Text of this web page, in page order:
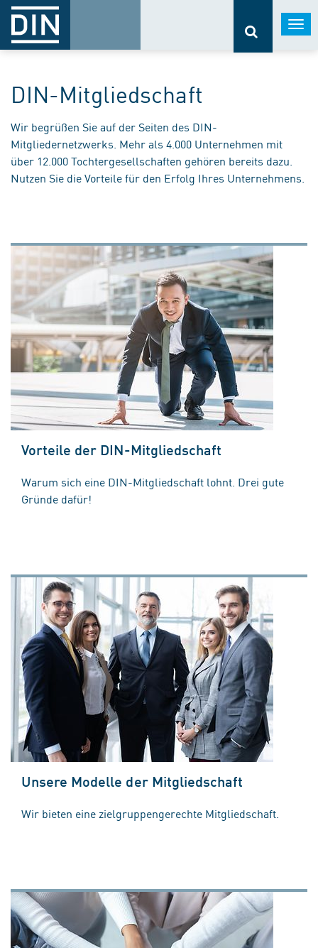
DIN-Mitgliedschaft
Wir begrüßen Sie auf der Seiten des DIN-
Mitgliedernetzwerks. Mehr als 4.000 Unternehmen mit
über 12.000 Tochtergesellschaften gehören bereits dazu.
Nutzen Sie die Vorteile für den Erfolg Ihres Unternehmens.
Vorteile der DIN-Mitgliedschaft
Warum sich eine DIN-Mitgliedschaft lohnt. Drei gute
Gründe dafür!
Unsere Modelle der Mitgliedschaft
Wir bieten eine zielgruppengerechte Mitgliedschaft.